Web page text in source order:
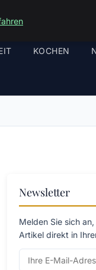
KOCHEN
Newsletter
Melden Sie sich
Artikel direkt in